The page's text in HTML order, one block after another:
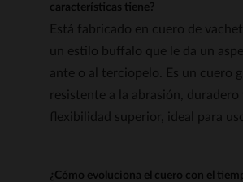
características tiene?
Está fabricado en cuero de
un estilo buffalo que le da un
ante o al terciopelo. Es un cuero
resistente a la abrasión, duradero
flexibilidad superior, ideal para
¿Cómo evoluciona el cuero con el